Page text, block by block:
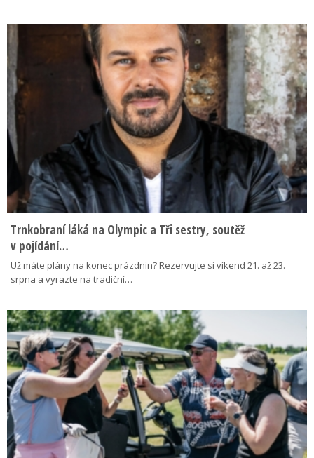
Trnkobraní láká na Olympic a Tři sestry, soutěž
v pojídání…
Už máte plány na konec prázdnin? Rezervujte si víkend 21. až 23.
srpna a vyrazte na tradiční…